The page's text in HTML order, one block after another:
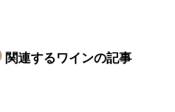
関連するワインの記事